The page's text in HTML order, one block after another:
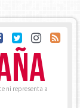
ni representa a